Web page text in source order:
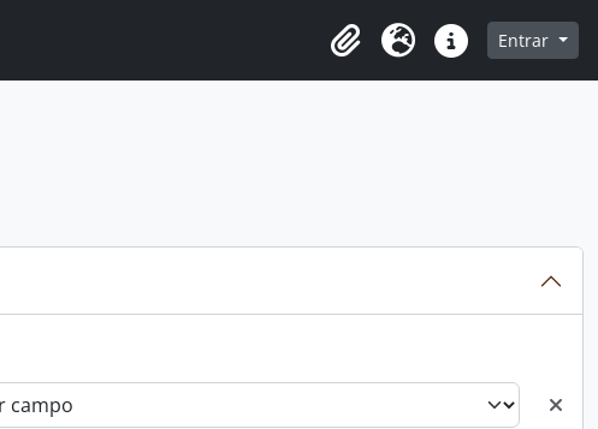
Área de Transferência
Idioma Atalhos Entrar